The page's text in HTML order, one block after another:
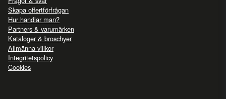
Skapa offertförfrågan
Hur handlar man?
Partners & varumärken
Kataloger & broschyer
Allmänna villkor
Integritetspolicy
Cookies